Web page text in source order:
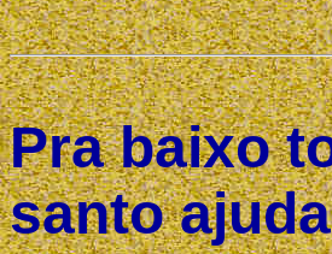
Pra baixo
santo ajuda